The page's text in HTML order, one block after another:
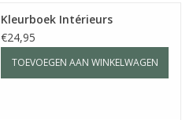
Kleurboek Intérieurs
€24,95
TOEVOEGEN AAN WINKELWAGEN